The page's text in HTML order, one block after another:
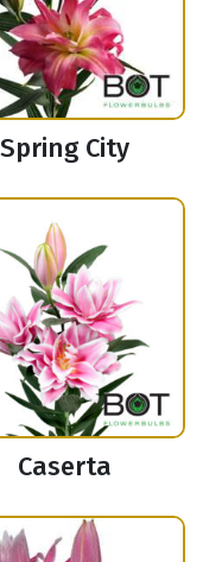
Spring City
Caserta